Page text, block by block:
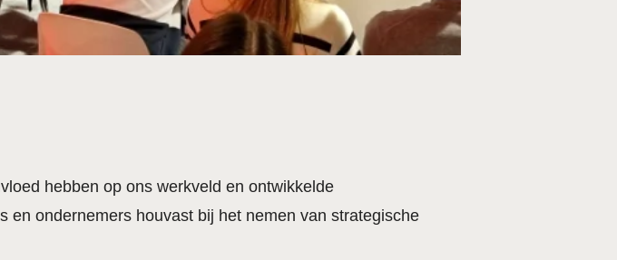
hebben op ons werkveld en ontwikkelde
en ondernemers houvast bij het nemen van strategische